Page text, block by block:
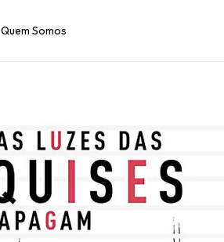
Quem Somos